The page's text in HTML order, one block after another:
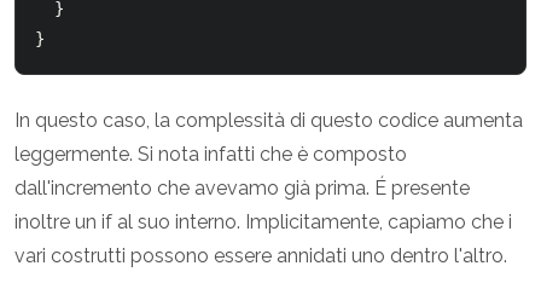
}
In questo caso, la complessità di questo codice aumenta
leggermente. Si nota infatti che è composto
dall'incremento che avevamo già prima. É presente
inoltre un if al suo interno. Implicitamente, capiamo che i
vari costrutti possono essere annidati uno dentro l'altro.